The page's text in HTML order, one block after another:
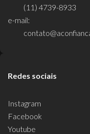
(11) 4739-8933
e-mail:
Redes sociais
Instagram
Facebook
Youtube